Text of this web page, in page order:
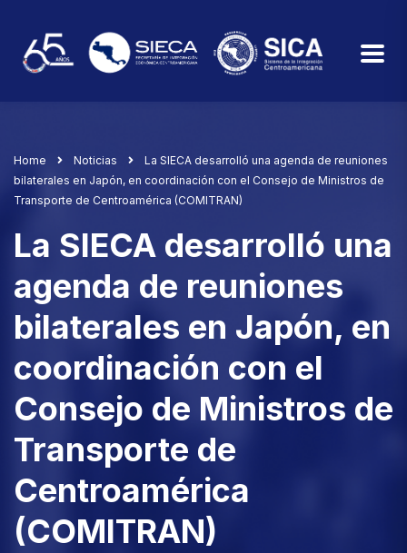
Home Noticias
La SIECA desarrolló una agenda de reuniones
bilaterales en Japón, en coordinación con el Consejo de Ministros de
Transporte de Centroamérica (COMITRAN)
La SIECA desarrolló una
agenda de reuniones
bilaterales en Japón, en
coordinación con el
Consejo de Ministros de
Transporte de
Centroamérica
(COMITRAN)